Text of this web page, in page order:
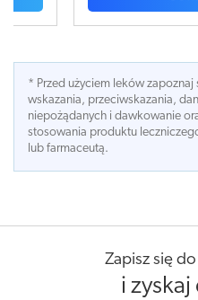
* Przed użyciem leków
wskazania, przeciwskazania,
niepożądanych i dawkowanie
stosowania produktu
lub farmaceutą.
Zapisz się
i